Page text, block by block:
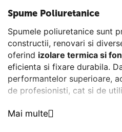
Spume Poliuretanice
Spumele poliuretanice sunt
constructii, renovari si
oferind izolare termica si
eficienta si fixare durabila.
performantelor superioare,
de profesionisti, cat si de
Tipuri de Spume Poliuretanice
Mai multe